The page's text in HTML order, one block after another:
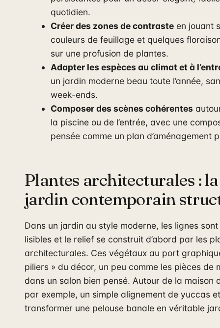
quotidien.
Créer des zones de contrasteen jouant
couleurs de feuillage et quelques
sur une profusion de plantes.
Adapter les espèces au climat et à
un jardin moderne beau toute l’année,
week-ends.
Composer des scènes cohérentes
la piscine ou de l’entrée, avec une
pensée comme un plan d’aménagement
Plantes architecturales : la
jardin contemporain
Dans un jardin au style moderne, les lignes
lisibles et le relief se construit d’abord par les
architecturales. Ces végétaux au port
piliers » du décor, un peu comme les pièces de
dans un salon bien pensé. Autour de la maison
par exemple, un simple alignement de yuccas
transformer une pelouse banale en véritable